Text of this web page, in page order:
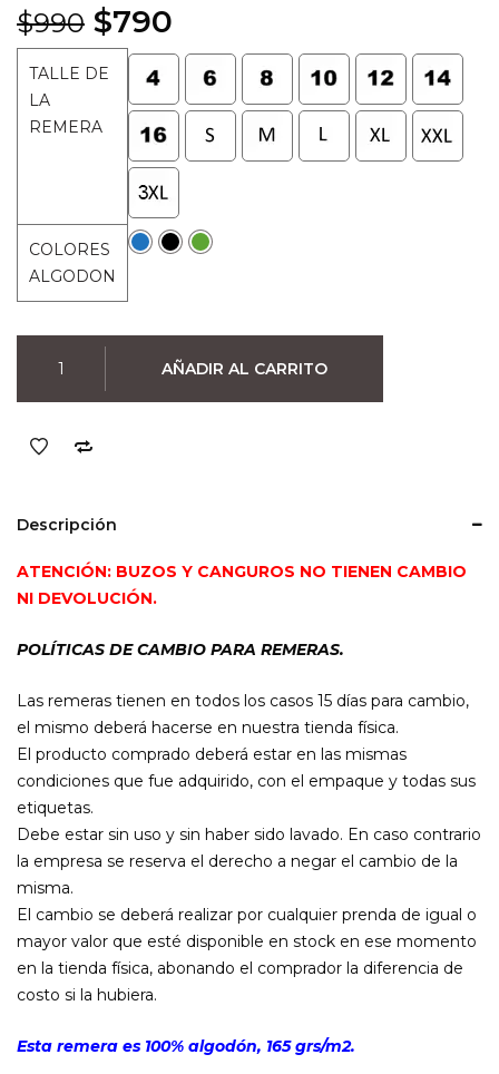
$990 El
precio
original
era:
$990.
$790
precio
actual
es:
$790.
TALLE DE
LA
REMERA
COLORES
ALGODON
Gatito
Pew
Motherfuckas
AÑADIR AL CARRITO
Descripción
ATENCIÓN: BUZOS Y CANGUROS NO TIENEN CAMBIO
NI DEVOLUCIÓN.
POLÍTICAS DE CAMBIO PARA REMERAS.
Las remeras tienen en todos los casos 15 días para cambio,
el mismo deberá hacerse en nuestra tienda física.
El producto comprado deberá estar en las mismas
condiciones que fue adquirido, con el empaque y todas sus
etiquetas.
Debe estar sin uso y sin haber sido lavado. En caso contrario
la empresa se reserva el derecho a negar el cambio de la
misma.
El cambio se deberá realizar por cualquier prenda de igual o
mayor valor que esté disponible en stock en ese momento
en la tienda física, abonando el comprador la diferencia de
costo si la hubiera.
Esta remera es 100% algodón, 165 grs/m2.